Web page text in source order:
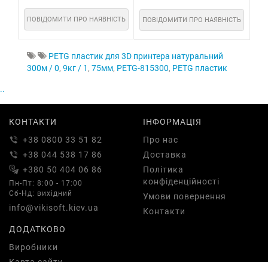
ПОВІДОМИТИ ПРО НАЯВНІСТЬ ПОВІДОМИТИ ПРО НАЯВНІСТЬ
PETG пластик для 3D принтера натуральний
300м / 0, 9кг / 1 , 75мм, PETG-815300, PETG пластик
..
КОНТАКТИ
+38 0800 33 51 82
+38 044 538 17 86
+380 50 404 06 86
Пн-Пт: 8:00 - 17:00
Сб-Нд: вихідний
info@vikisoft.kiev.ua
ІНФОРМАЦІЯ
Про нас
Доставка
Політика
конфіденційності
Умови повернення
Контакти
ДОДАТКОВО
Виробники